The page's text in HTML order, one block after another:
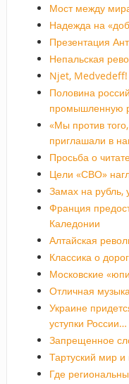
Мост между
Надежда на
Презентация
Непальская
Njet, Medvedeff!
Половина
промышленную
«Мы против
приглашали в
Просьба о
Цели «СВО»
Замах на рубль,
Франция
Каледонии
Алтайская
Классика о
Московские
Отличная
Украине
уступки России…
Запрещенное
Тартуский мир
Где